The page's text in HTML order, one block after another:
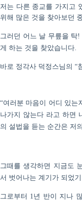
저는 다른 종교를 가지고
위해 많은 것을 찾아보던
그러던 어느 날 무릎을 탁!
게 하는 것을 찾았습니다
바로 정각사 덕정스님의 “
“여러분 마음이 어디 있는
나가지 않는다 라고 하면
의 설법을 듣는 순간은 저
그때를 생각하면 지금도
서 벗어나는 계기가 되었
그로부터 1 년 반이 지나